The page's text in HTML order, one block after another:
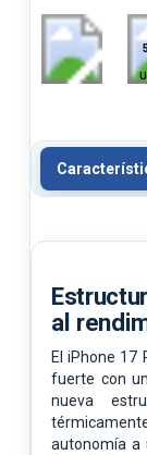
al
El iPhone 17
fuerte con
nueva
autonomía a